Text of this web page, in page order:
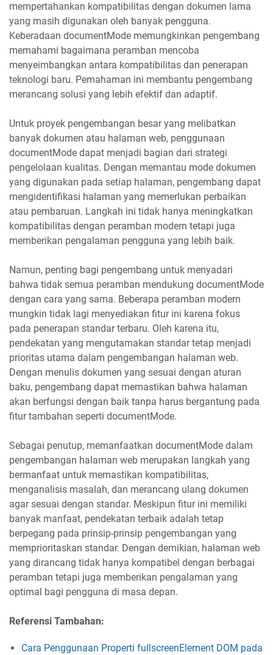
mempertahankan kompatibilitas dengan dokumen lama
yang masih digunakan oleh banyak pengguna.
Keberadaan documentMode memungkinkan pengembang
memahami bagaimana peramban mencoba
menyeimbangkan antara kompatibilitas dan penerapan
teknologi baru. Pemahaman ini membantu pengembang
merancang solusi yang lebih efektif dan adaptif.
Untuk proyek pengembangan besar yang melibatkan
banyak dokumen atau halaman web, penggunaan
documentMode dapat menjadi bagian dari strategi
pengelolaan kualitas. Dengan memantau mode dokumen
yang digunakan pada setiap halaman, pengembang dapat
mengidentifikasi halaman yang memerlukan perbaikan
atau pembaruan. Langkah ini tidak hanya meningkatkan
kompatibilitas dengan peramban modern tetapi juga
memberikan pengalaman pengguna yang lebih baik.
Namun, penting bagi pengembang untuk menyadari
bahwa tidak semua peramban mendukung documentMode
dengan cara yang sama. Beberapa peramban modern
mungkin tidak lagi menyediakan fitur ini karena fokus
pada penerapan standar terbaru. Oleh karena itu,
pendekatan yang mengutamakan standar tetap menjadi
prioritas utama dalam pengembangan halaman web.
Dengan menulis dokumen yang sesuai dengan aturan
baku, pengembang dapat memastikan bahwa halaman
akan berfungsi dengan baik tanpa harus bergantung pada
fitur tambahan seperti documentMode.
Sebagai penutup, memanfaatkan documentMode dalam
pengembangan halaman web merupakan langkah yang
bermanfaat untuk memastikan kompatibilitas,
menganalisis masalah, dan merancang ulang dokumen
agar sesuai dengan standar. Meskipun fitur ini memiliki
banyak manfaat, pendekatan terbaik adalah tetap
berpegang pada prinsip-prinsip pengembangan yang
memprioritaskan standar. Dengan demikian, halaman web
yang dirancang tidak hanya kompatibel dengan berbagai
peramban tetapi juga memberikan pengalaman yang
optimal bagi pengguna di masa depan.
Referensi Tambahan:
Cara Penggunaan Properti fullscreenElement DOM pada